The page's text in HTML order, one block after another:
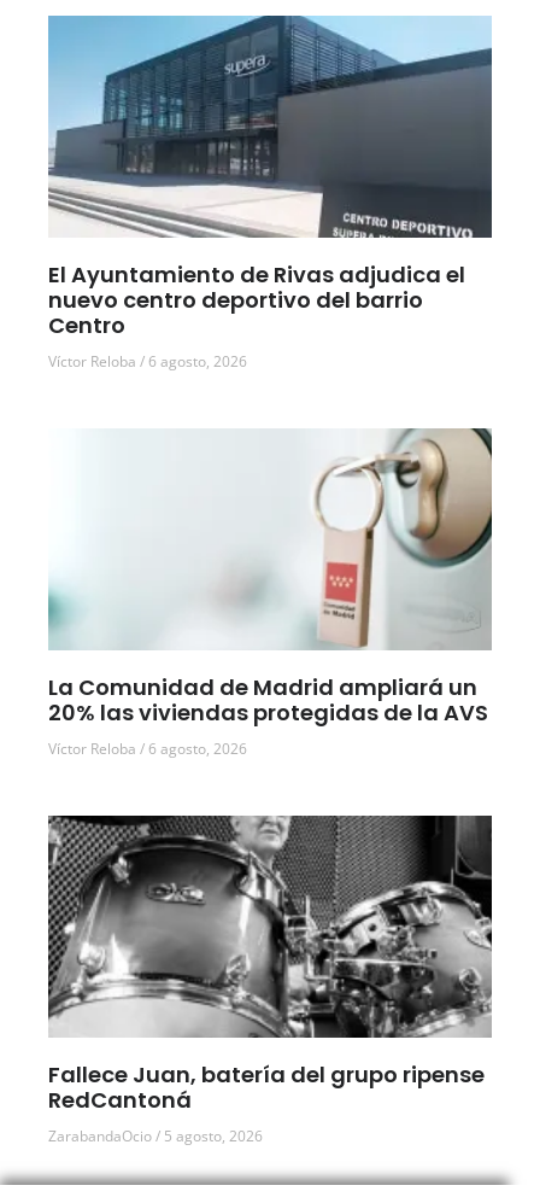
El Ayuntamiento de Rivas adjudica el
nuevo centro deportivo del barrio
Centro
Víctor Reloba 6 agosto, 2026
La Comunidad de Madrid ampliará un
20% las viviendas protegidas de la AVS
Víctor Reloba 6 agosto, 2026
Fallece Juan, batería del grupo ripense
RedCantoná
ZarabandaOcio 5 agosto, 2026